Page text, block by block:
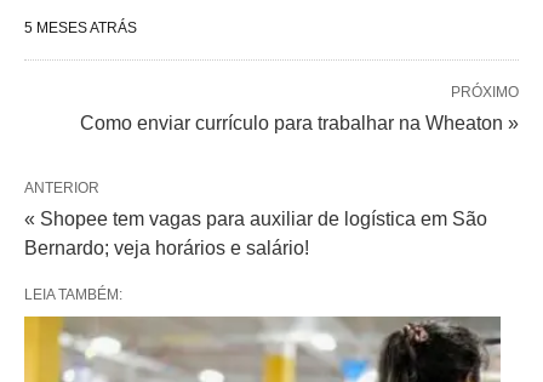
5 MESES ATRÁS
PRÓXIMO
Como enviar currículo para trabalhar na Wheaton »
ANTERIOR
« Shopee tem vagas para auxiliar de logística em São
Bernardo; veja horários e salário!
LEIA TAMBÉM: